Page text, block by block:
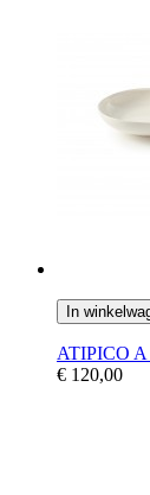
In
ATIPICO
€ 120,00